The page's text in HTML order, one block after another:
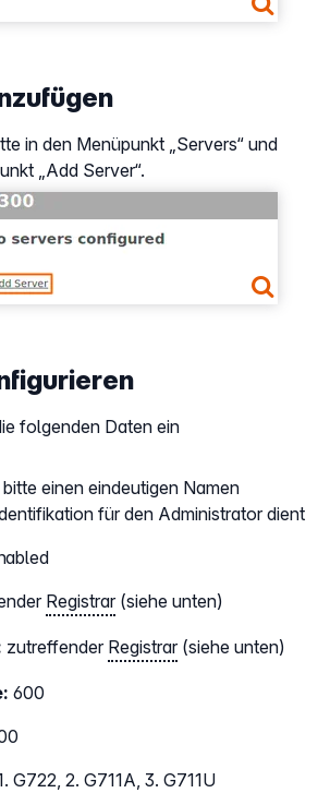
in den Menüpunkt „Servers“ und
„Add Server“.
folgenden Daten ein
bitte einen eindeutigen Namen
für den Administrator dient
Registrar (siehe unten)
zutreffender Registrar (siehe unten)
600
G722, 2. G711A, 3. G711U